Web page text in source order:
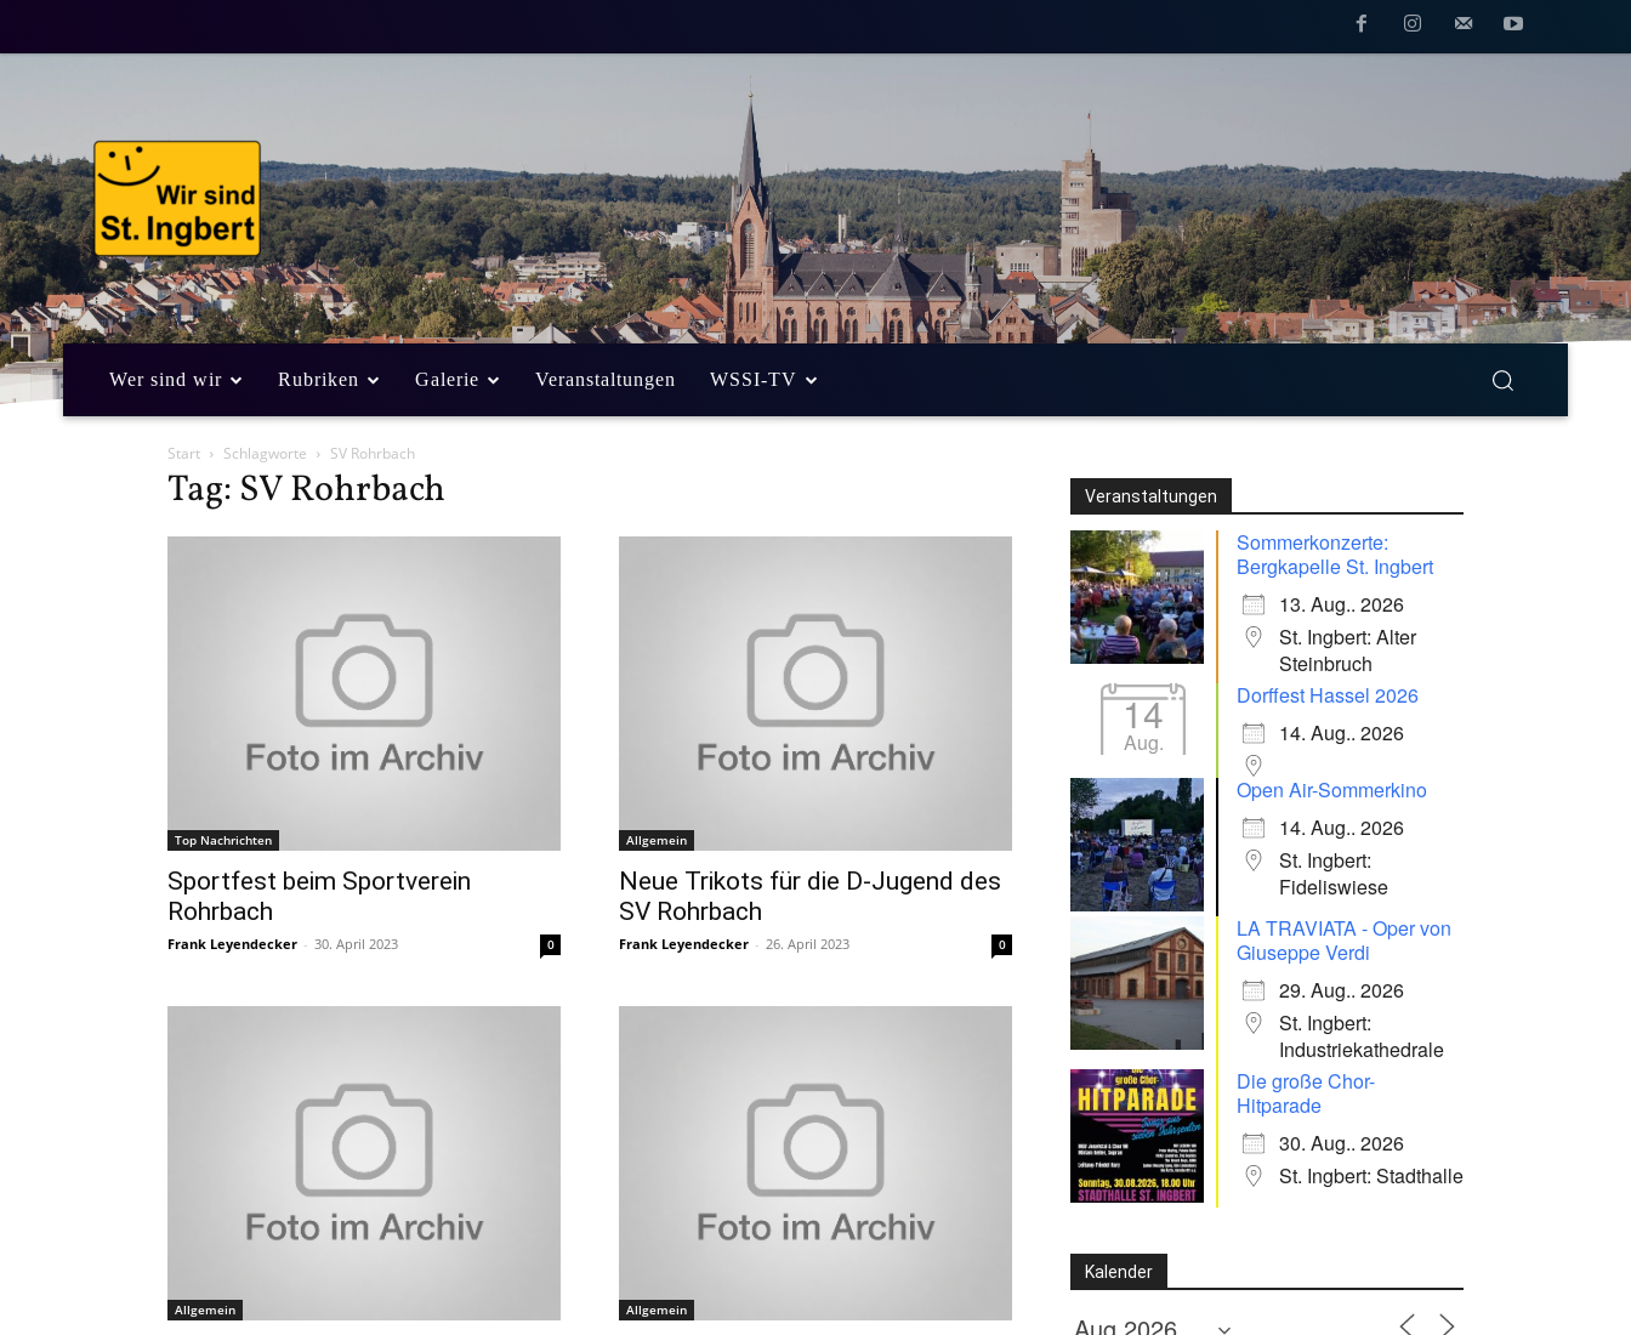
Wer sind wir Rubriken Galerie Veranstaltungen WSSI-TV
Start Schlagworte SV Rohrbach
Tag: SV Rohrbach
Top Nachrichten
Sportfest beim Sportverein
Rohrbach
Frank Leyendecker - 30. April 2023 0
Allgemein
Neue Trikots für die D-Jugend des
SV Rohrbach
Frank Leyendecker - 26. April 2023 0
Allgemein Allgemein
Veranstaltungen
Sommerkonzerte:
Bergkapelle St. Ingbert
13. Aug.. 2026
St. Ingbert: Alter
Steinbruch
14
Aug.
Dorffest Hassel 2026
14. Aug.. 2026
Open Air-Sommerkino
14. Aug.. 2026
St. Ingbert:
Fideliswiese
LA TRAVIATA - Oper von
Giuseppe Verdi
29. Aug.. 2026
St. Ingbert:
Industriekathedrale
Die große Chor-
Hitparade
30. Aug.. 2026
St. Ingbert: Stadthalle
Kalender